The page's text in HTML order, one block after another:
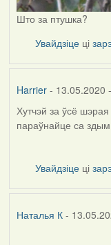
Што за птушка?
Увайдзіце ці
Harrier- 13.05.2020
In
reply
Наталья
К
Хутчэй за ўсё
параўнайце са
Увайдзіце ці
Наталья К-